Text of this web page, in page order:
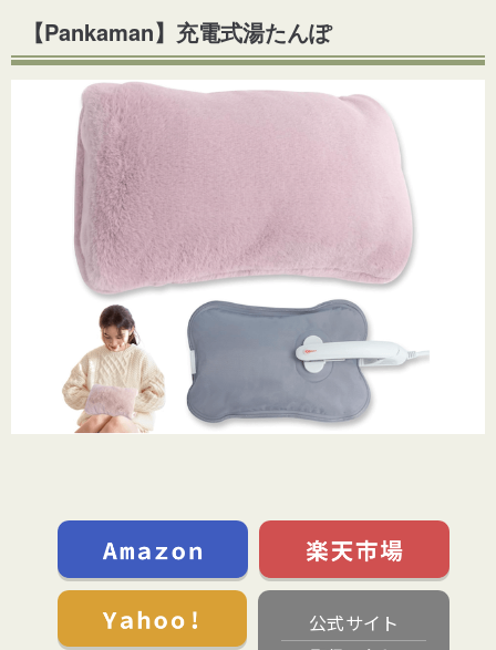
【Pankaman】 充電式湯たんぽ
公式サイト